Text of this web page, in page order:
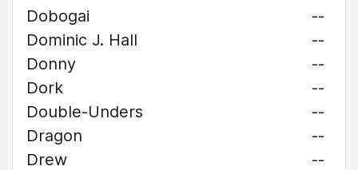
Dobogai
--
Dominic J. Hall
--
Donny
--
Dork
--
Double-Unders
--
Dragon
--
Drew
--